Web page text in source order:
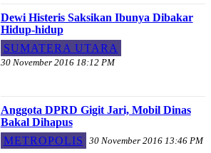
Dewi Histeris Saksikan Ibunya Dibakar
Hidup-hidup
SUMATERA UTARA
30 November 2016 18:12 PM
Anggota DPRD Gigit Jari, Mobil Dinas
Bakal Dihapus
METROPOLIS
30 November 2016 13:46 PM